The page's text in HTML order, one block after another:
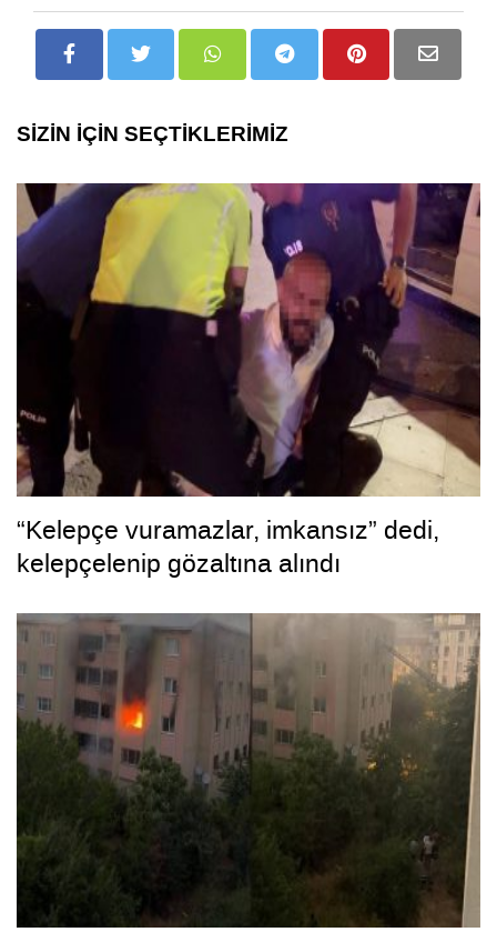
SİZİN İÇİN SEÇTİKLERİMİZ
“Kelepçe vuramazlar, imkansız” dedi,
kelepçelenip gözaltına alındı